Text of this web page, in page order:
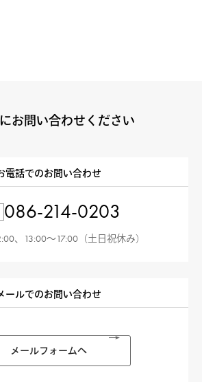
お問い合わせください
電話でのお問い合わせ
086-214-0203
、13:00〜17:00（土日祝休み）
ールでのお問い合わせ
メールフォームへ